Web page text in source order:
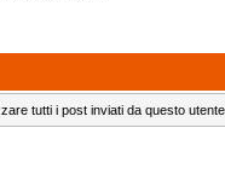
tutti i post inviati da questo